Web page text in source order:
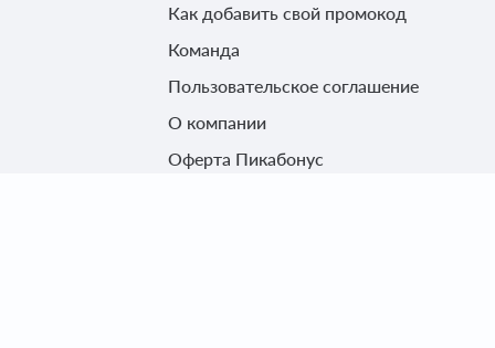
Как добавить свой промокод
Команда
Пользовательское соглашение
О компании
Оферта Пикабонус